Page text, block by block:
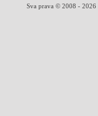
Sva prava © 2008 - 2026